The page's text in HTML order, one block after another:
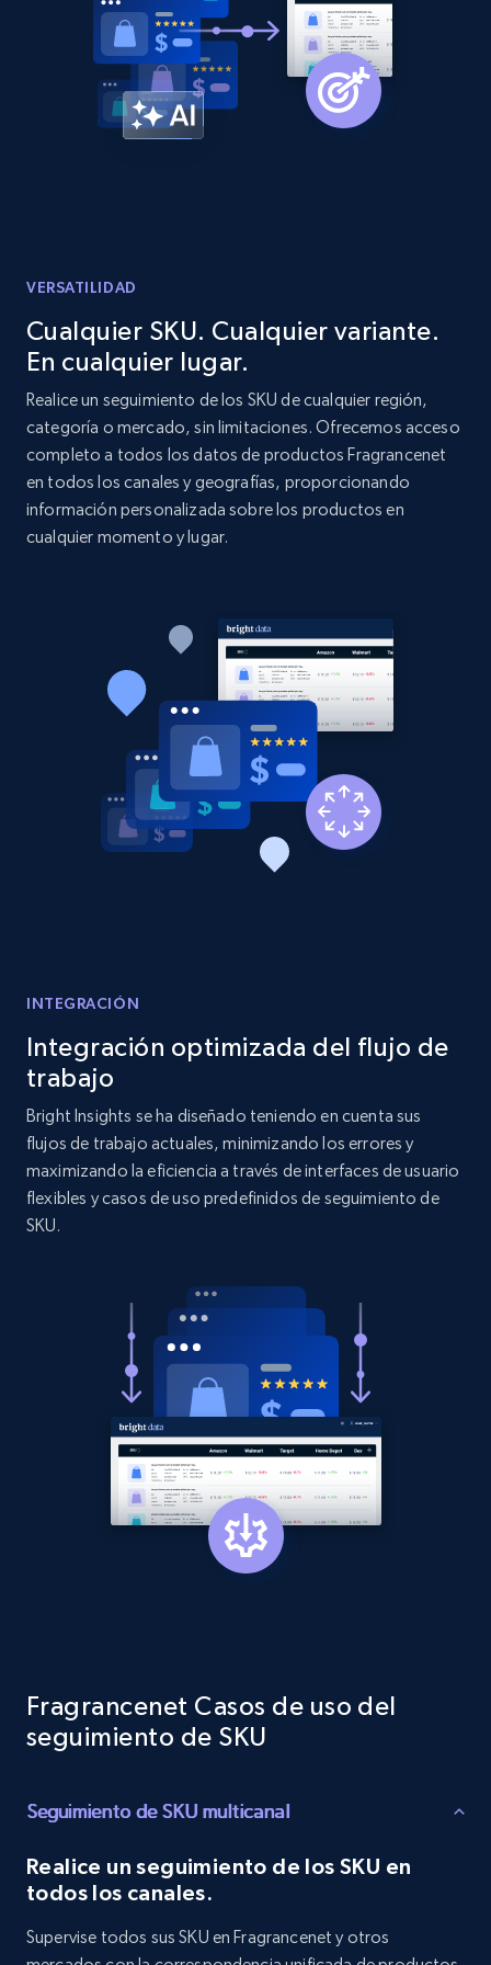
URL, Product id, Listing inventory id, Title, Rating,
Reviews count shop, Reviews count item, Initial
price, and more.
specified keywords
URL, Product id, Listing inventory id, Title, Rating,
Reviews count shop, Reviews count item, Initial
price, and more.
1.9K+ 323+ Comenzar ahora
Etsy - Collects data from shop's URL
1.9K+ Comenzar ahora
Amazon products search
Asin, URL, Name, Sponsored, Initial price, Final
price, Currency, Sold, and more.
Target
URL, Product id, Title, Product description,
Rating, Reviews count, Initial price, Discount,
and more.
1.3K+ 175+ Comenzar ahora
specified keywords
URL, Product id, Title, Product description,
Rating, Reviews count, Initial price, Discount,
and more.
1.3K+ Comenzar ahora
Target - Discover products by category url
URL, Product id, Title, Product description,
UPC
Rating, Reviews count, Initial price, Discount,
and more.
VERSATILIDAD
Cualquier SKU. Cualquier variante.
En cualquier lugar.
Realice un seguimiento de los SKU de cualquier región,
categoría o mercado, sin limitaciones. Ofrecemos acceso
completo a todos los datos de productos Fragrancenet
en todos los canales y geografías, proporcionando
información personalizada sobre los productos en
cualquier momento y lugar.
INTEGRACIÓN
Integración optimizada del flujo de
trabajo
Bright Insights se ha diseñado teniendo en cuenta sus
flujos de trabajo actuales, minimizando los errores y
maximizando la eficiencia a través de interfaces de usuario
flexibles y casos de uso predefinidos de seguimiento de
SKU.
Fragrancenet Casos de uso del
seguimiento de SKU
Seguimiento de SKU multicanal
Realice un seguimiento de los SKU en
todos los canales.
Supervise todos sus SKU en Fragrancenet y otros